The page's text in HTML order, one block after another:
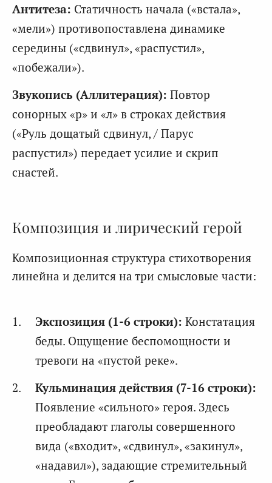
Антитеза: Статичность начала («встала»,
«мели») противопоставлена динамике
середины («сдвинул», «распустил»,
«побежали»).
Звукопись (Аллитерация): Повтор
сонорных «р» и «л» в строках действия
(«Руль дощатый сдвинул, / Парус
распустил») передает усилие и скрип
снастей.
Композиция и лирический герой
Композиционная структура стихотворения
линейна и делится на три смысловые части:
Экспозиция (1-6 строки): Констатация
беды. Ощущение беспомощности и
тревоги на «пустой реке».
Кульминация действия (7-16 строки):
Появление «сильного» героя. Здесь
преобладают глаголы совершенного
вида («входит», «сдвинул», «закинул»,
«надавил»), задающие стремительный